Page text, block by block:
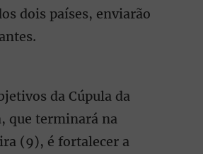
dois países, enviarão
da Cúpula da
que terminará na
(9), é fortalecer a